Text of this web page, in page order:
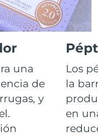
una
de
y
Los
la
en
prevista8/14/26
prevista 8/15/26
prevista 8/12/26
prevista 8/16/26